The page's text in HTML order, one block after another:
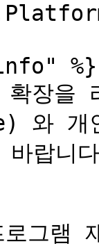
%}
장을
와
바랍니
그램